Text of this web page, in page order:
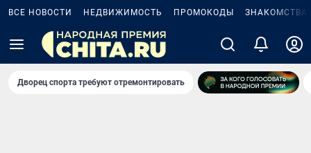
ВСЕ НОВОСТИ НЕДВИЖИМОСТЬ ПРОМОКОДЫ ЗНАКОМСТВА
Дворец спорта требуют отремонтировать